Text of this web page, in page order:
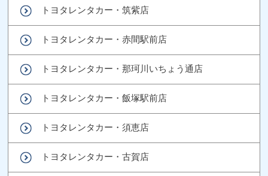
トヨタレンタカー・筑紫店
トヨタレンタカー・赤間駅前店
トヨタレンタカー・那珂川いちょう通店
トヨタレンタカー・飯塚駅前店
トヨタレンタカー・須恵店
トヨタレンタカー・古賀店